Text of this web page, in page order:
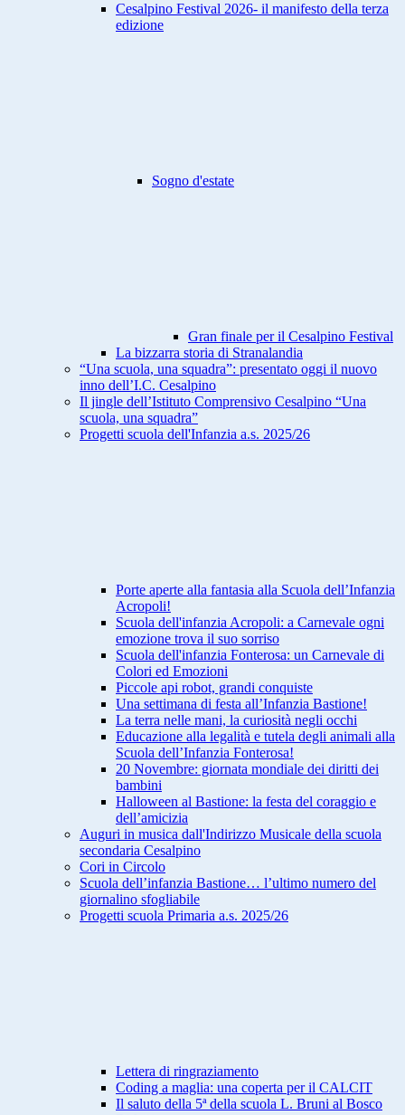
Cesalpino Festival 2026- il manifesto della terza
edizione
Sogno d'estate
Gran finale per il Cesalpino Festival
La bizzarra storia di Stranalandia
“Una scuola, una squadra”: presentato oggi il nuovo
inno dell’I.C. Cesalpino
Il jingle dell’Istituto Comprensivo Cesalpino “Una
scuola, una squadra”
Progetti scuola dell'Infanzia a.s. 2025/26
Porte aperte alla fantasia alla Scuola dell’Infanzia
Acropoli!
Scuola dell'infanzia Acropoli: a Carnevale ogni
emozione trova il suo sorriso
Scuola dell'infanzia Fonterosa: un Carnevale di
Colori ed Emozioni
Piccole api robot, grandi conquiste
Una settimana di festa all’Infanzia Bastione!
La terra nelle mani, la curiosità negli occhi
Educazione alla legalità e tutela degli animali alla
Scuola dell’Infanzia Fonterosa!
20 Novembre: giornata mondiale dei diritti dei
bambini
Halloween al Bastione: la festa del coraggio e
dell’amicizia
Auguri in musica dall'Indirizzo Musicale della scuola
secondaria Cesalpino
Cori in Circolo
Scuola dell’infanzia Bastione… l’ultimo numero del
giornalino sfogliabile
Progetti scuola Primaria a.s. 2025/26
Lettera di ringraziamento
Coding a maglia: una coperta per il CALCIT
Il saluto della 5ª della scuola L. Bruni al Bosco